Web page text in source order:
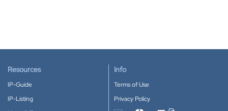
Resources
IP-Guide
IP-Listing
Info
Terms of Use
Privacy Policy